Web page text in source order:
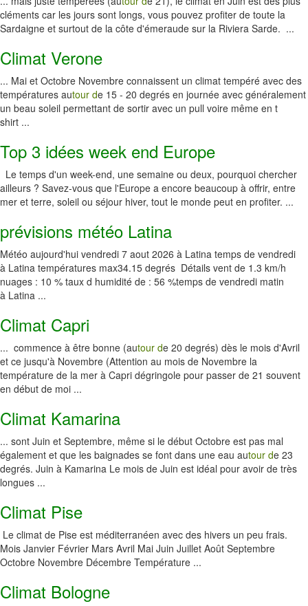
cléments car les jours sont longs, vous pouvez profiter de toute la
Sardaigne et surtout de la côte d'émeraude sur la Riviera Sarde. ...
Climat Verone
... Mai et Octobre Novembre connaissent un climat tempéré avec des
températures autour de 15 - 20 degrés en journée avec généralement
un beau soleil permettant de sortir avec un pull voire même en t
shirt ...
Top 3 idées week end Europe
Le temps d'un week-end, une semaine ou deux, pourquoi chercher
ailleurs ? Savez-vous que l'Europe a encore beaucoup à offrir, entre
mer et terre, soleil ou séjour hiver, tout le monde peut en profiter. ...
prévisions météo Latina
Météo aujourd'hui vendredi 7 aout 2026 à Latina temps de vendredi
à Latina températures max34.15 degrés Détails vent de 1.3 km/h
nuages : 10 % taux d humidité de : 56 %temps de vendredi matin
à Latina ...
Climat Capri
... commence à être bonne (autour de 20 degrés) dès le mois d'Avril
et ce jusqu'à Novembre (Attention au mois de Novembre la
température de la mer à Capri dégringole pour passer de 21 souvent
en début de moi ...
Climat Kamarina
... sont Juin et Septembre, même si le début Octobre est pas mal
également et que les baignades se font dans une eau autour de 23
degrés. Juin à Kamarina Le mois de Juin est idéal pour avoir de très
longues ...
Climat Pise
Le climat de Pise est méditerranéen avec des hivers un peu frais.
Mois Janvier Février Mars Avril Mai Juin Juillet Août Septembre
Octobre Novembre Décembre Température ...
Climat Bologne